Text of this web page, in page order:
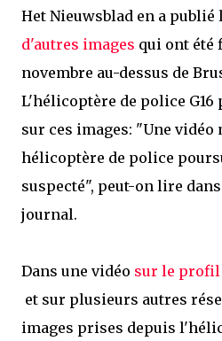
Het Nieuwsblad en a publié
d'autres images qui ont été
novembre au-dessus de
L'hélicoptère de police G16
sur ces images: "Une
hélicoptère de police
suspecté", peut-on lire
journal.
Dans une vidéo sur le profil
et sur plusieurs autres
images prises depuis